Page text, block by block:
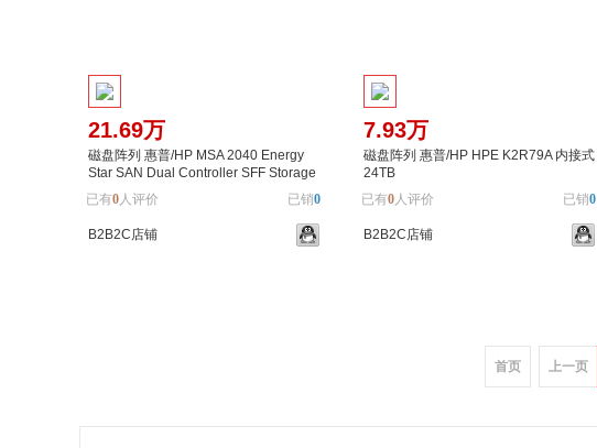
21.69万
磁盘阵列 惠普/HP MSA 2040 Energy
Star SAN Dual Controller SFF Storage
内接式 16TB
已有0人评价 已销0
B2B2C店铺
7.93万
磁盘阵列 惠普/HP HPE K2R79A 内接式
24TB
已有0人评价 已销0
B2B2C店铺
首页 上一页